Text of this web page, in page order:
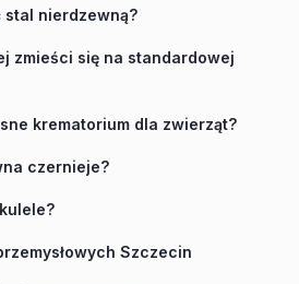
nierdzewną?
zmieści się na standardowej
krematorium dla zwierząt?
czernieje?
Szczecin